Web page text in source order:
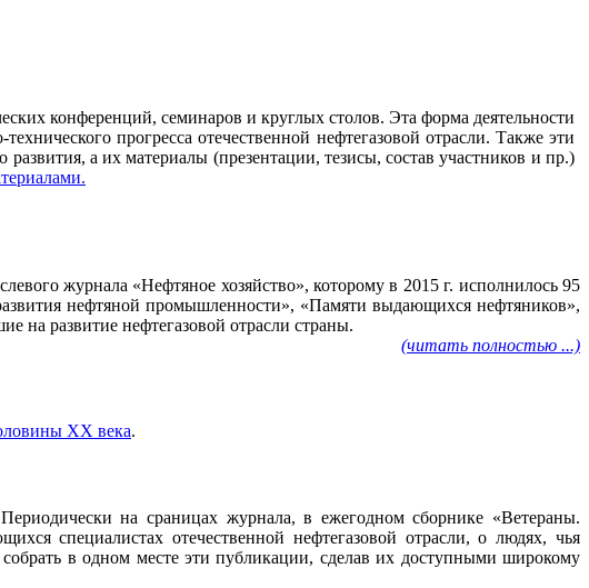
конференций, семинаров и круглых столов. Эта форма деятельности
прогресса отечественной нефтегазовой отрасли. Также эти
а их материалы (презентации, тезисы, состав участников и пр.)
.
журнала «Нефтяное хозяйство», которому в 2015 г. исполнилось 95
нефтяной промышленности», «Памяти выдающихся нефтяников»,
на развитие нефтегазовой отрасли страны.
(читать полностью ...)
ХХ века.
на сраницах журнала, в ежегодном сборнике «Ветераны.
специалистах отечественной нефтегазовой отрасли, о людях, чья
собрать в одном месте эти публикации, сделав их доступными широкому